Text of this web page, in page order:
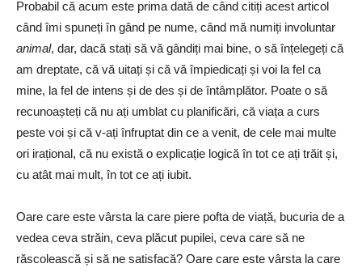
Probabil că acum este prima dată de când citiți acest articol
când îmi spuneți în gând pe nume, când mă numiți involuntar
animal, dar, dacă stați să vă gândiți mai bine, o să înțelegeți că
am dreptate, că vă uitați și că vă împiedicați și voi la fel ca
mine, la fel de intens și de des și de întâmplător. Poate o să
recunoașteți că nu ați umblat cu planificări, că viața a curs
peste voi și că v-ați înfruptat din ce a venit, de cele mai multe
ori irațional, că nu există o explicație logică în tot ce ați trăit și,
cu atât mai mult, în tot ce ați iubit.
Oare care este vârsta la care piere pofta de viață, bucuria de a
vedea ceva străin, ceva plăcut pupilei, ceva care să ne
răscolească și să ne satisfacă? Oare care este vârsta la care